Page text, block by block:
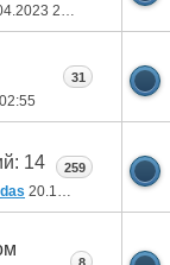
22:34
02:55
31
20.12.2022 12:21
259